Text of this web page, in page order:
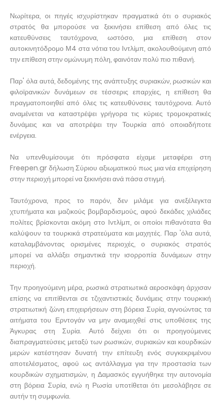
Νωρίτερα, οι πηγές ισχυρίστηκαν πραγματικά ότι ο συριακός
στρατός θα μπορούσε να ξεκινήσει επίθεση από όλες τις
κατευθύνσεις ταυτόχρονα, ωστόσο, μια επίθεση στον
αυτοκινητόδρομο Μ4 στα νότια του Ιντλίμπ, ακολουθούμενη από
την επίθεση στην ομώνυμη πόλη, φαινόταν πολύ πιο πιθανή.
Παρ' όλα αυτά, δεδομένης της ανάπτυξης συριακών, ρωσικών και
φιλοϊρανικών δυνάμεων σε τέσσερις επαρχίες, η επίθεση θα
πραγματοποιηθεί από όλες τις κατευθύνσεις ταυτόχρονα. Αυτό
αναμένεται να καταστρέψει γρήγορα τις κύριες τρομοκρατικές
δυνάμεις και να αποτρέψει την Τουρκία από οποιαδήποτε
ενέργεια.
Να υπενθυμίσουμε ότι πρόσφατα είχαμε μεταφέρει στη
Freepen.gr δήλωση Σύριου αξιωματικού πως μια νέα επιχείρηση
στην περιοχή μπορεί να ξεκινήσει ανά πάσα στιγμή.
Ταυτόχρονα, προς το παρόν, δεν μιλάμε για ανεξέλεγκτα
χτυπήματα και μαζικούς βομβαρδισμούς, αφού δεκάδες χιλιάδες
πολίτες βρίσκονται ακόμη στο Ιντλίμπ, οι οποίοι πιθανότατα θα
καλύψουν τα τουρκικά στρατεύματα και μαχητές. Παρ 'όλα αυτά,
καταλαμβάνοντας ορισμένες περιοχές, ο συριακός στρατός
μπορεί να αλλάξει σημαντικά την ισορροπία δυνάμεων στην
περιοχή.
Την προηγούμενη μέρα, ρωσικά στρατιωτικά αεροσκάφη άρχισαν
επίσης να επιτίθενται σε τζιχαντιστικές δυνάμεις στην τουρκική
στρατιωτική ζώνη επιχειρήσεων στη βόρεια Συρία, αγνοώντας τα
αιτήματα του Ερντογάν να μην αναμειχθεί στις υποθέσεις της
Άγκυρας στη Συρία. Αυτό δείχνει ότι οι προηγούμενες
διαπραγματεύσεις μεταξύ των ρωσικών, συριακών και κουρδικών
μερών κατέστησαν δυνατή την επίτευξη ενός συγκεκριμένου
αποτελέσματος, αφού ως αντάλλαγμα για την προστασία των
κουρδικών σχηματισμών, η Δαμασκός εγγυήθηκε την αυτονομία
στη βόρεια Συρία, ενώ η Ρωσία υποτίθεται ότι μεσολάβησε σε
αυτήν τη συμφωνία.